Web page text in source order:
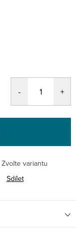
Zvolte variantu
Sdílet